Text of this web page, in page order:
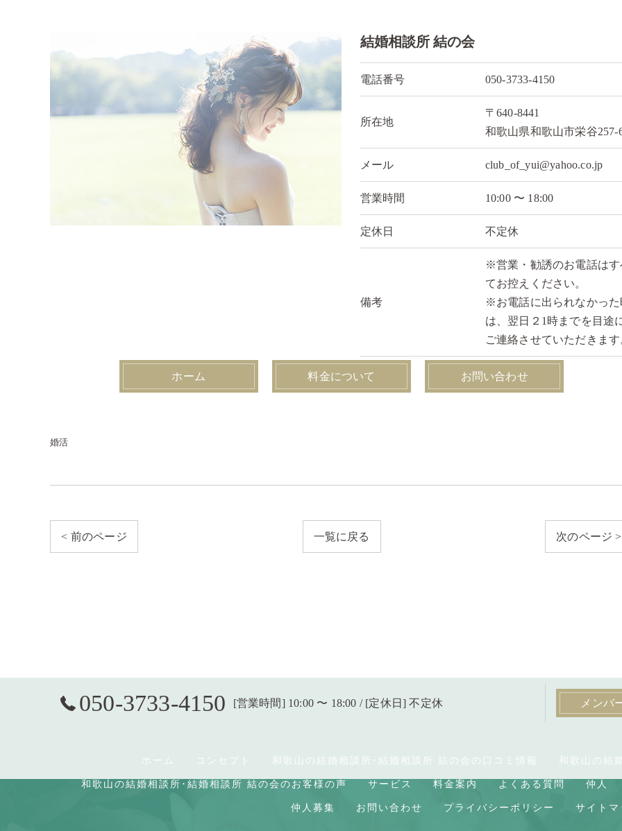
結婚相談所 結の会
電話番号 050-3733-4150
所在地
〒640-8441
和歌山県和歌山市栄谷257-
メール club_of_yui@yahoo.co.jp
営業時間 10:00 〜 18:00
定休日 不定休
備考
※営業・勧誘のお電話はす
てお控えください。
※お電話に出られなかった
は、翌日２1時までを目途
ご連絡させていただきます
ホーム 料金について お問い合わせ
婚活
< 前のページ 一覧に戻る 次のページ >
050-3733-4150 [営業時間] 10:00 〜 18:00 / [定休日] 不定休 メンバ
ホーム コンセプト 和歌山の結婚相談所･結婚相談所 結の会の口コミ情報 和歌山の結
和歌山の結婚相談所･結婚相談所 結の会のお客様の声 サービス 料金案内 よくある質問 仲人
仲人募集 お問い合わせ プライバシーポリシー サイトマ